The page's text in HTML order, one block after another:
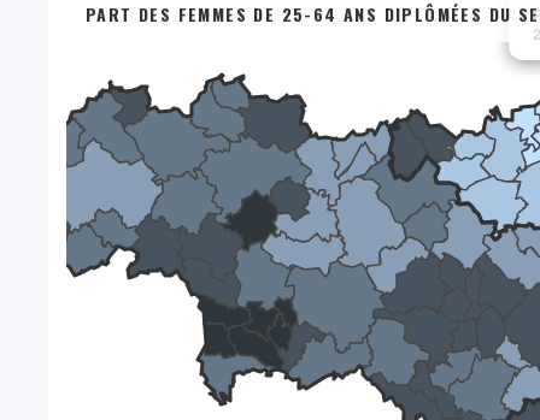
PART DES FEMMES DE 25-64 ANS DIPLÔMÉES DU